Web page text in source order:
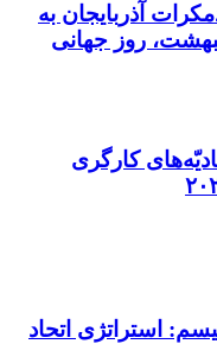
آذربایجان به
اول ماه مه، ۱۱ اردیبهشت، روز جهانی
کارگری
استراتژی اتحاد